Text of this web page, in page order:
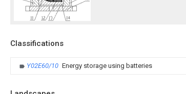
Classifications
Y02E60/10 Energy storage using batteries